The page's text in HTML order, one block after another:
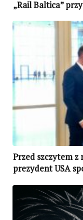
„Rail Baltica”
Przed szczytem
prezydent USA